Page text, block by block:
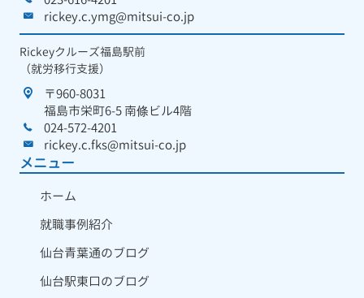
rickey.c.ymg@mitsui-co.jp
Rickeyクルーズ福島駅前
（就労移行支援）
〒960-8031
福島市栄町6-5 南條ビル4階
024-572-4201
rickey.c.fks@mitsui-co.jp
メニュー
ホーム
就職事例紹介
仙台青葉通のブログ
仙台駅東口のブログ